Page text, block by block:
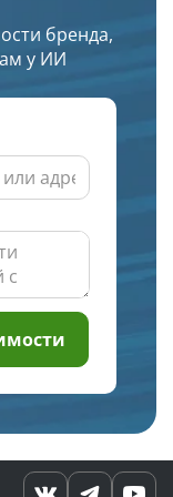
бренда,
у ИИ